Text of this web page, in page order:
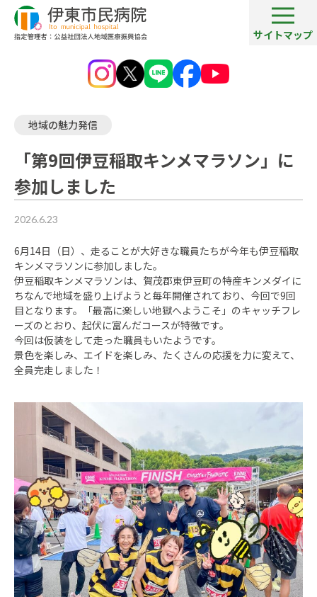
サイトマップ
「第9回伊豆稲取キンメマラソン」に参加しました
地域の魅力発信
「第9回伊豆稲取キンメマラソン」に
参加しました
2026.6.23
6月14日（日）、走ることが大好きな職員たちが今年も伊豆稲取
キンメマラソンに参加しました。
伊豆稲取キンメマラソンは、賀茂郡東伊豆町の特産キンメダイに
ちなんで地域を盛り上げようと毎年開催されており、今回で9回
目となります。「最高に楽しい地獄へようこそ」のキャッチフレ
ーズのとおり、起伏に富んだコースが特徴です。
今回は仮装をして走った職員もいたようです。
景色を楽しみ、エイドを楽しみ、たくさんの応援を力に変えて、
全員完走しました！